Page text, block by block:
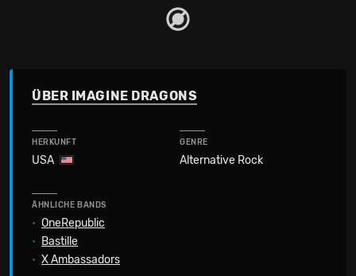
ÜBER IMAGINE DRAGONS
HERKUNFT
USA
GENRE
Alternative Rock
ÄHNLICHE BANDS
• OneRepublic
• Bastille
• X Ambassadors